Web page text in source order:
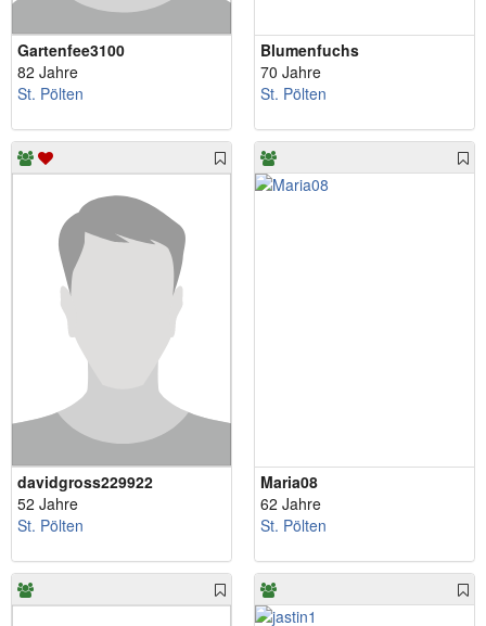
Gartenfee3100
82 Jahre
St. Pölten
Blumenfuchs
70 Jahre
St. Pölten
davidgross229922
52 Jahre
St. Pölten
Maria08
62 Jahre
St. Pölten